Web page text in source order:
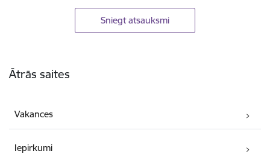
Sniegt atsauksmi
Ātrās saites
Vakances
Iepirkumi